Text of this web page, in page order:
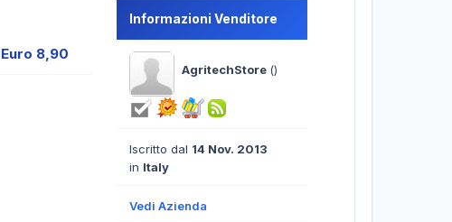
Euro 8,90
Informazioni Venditore
AgritechStore ()
Iscritto dal 14 Nov. 2013
in Italy
Vedi Azienda